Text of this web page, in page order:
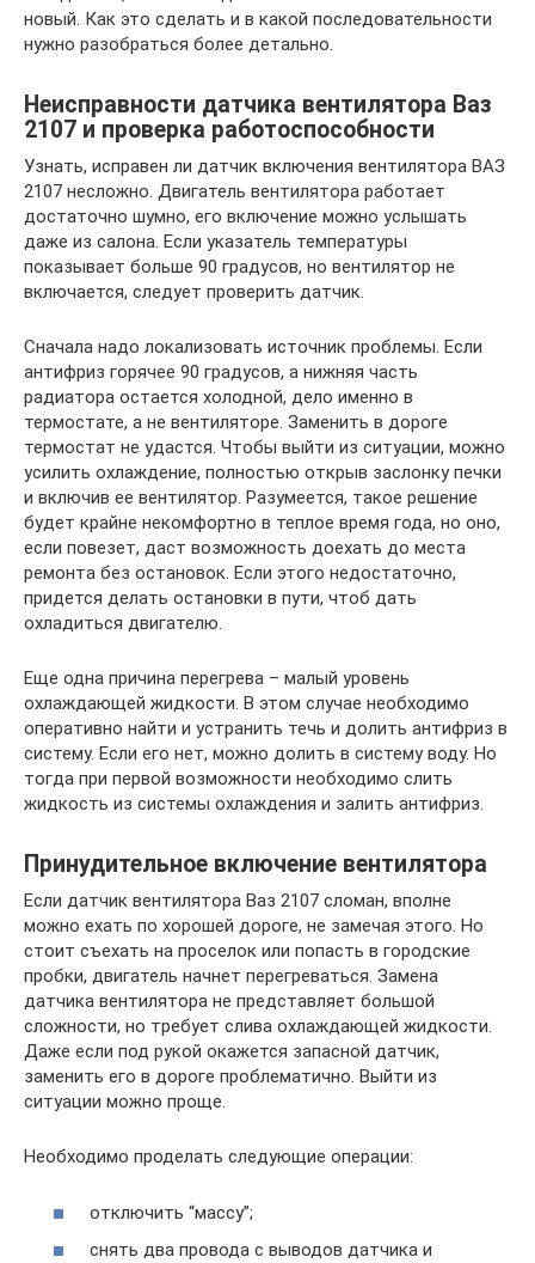
новый. Как это сделать и в какой последовательности
нужно разобраться более детально.
Неисправности датчика вентилятора Ваз
2107 и проверка работоспособности
Узнать, исправен ли датчик включения вентилятора ВАЗ
2107 несложно. Двигатель вентилятора работает
достаточно шумно, его включение можно услышать
даже из салона. Если указатель температуры
показывает больше 90 градусов, но вентилятор не
включается, следует проверить датчик.
Сначала надо локализовать источник проблемы. Если
антифриз горячее 90 градусов, а нижняя часть
радиатора остается холодной, дело именно в
термостате, а не вентиляторе. Заменить в дороге
термостат не удастся. Чтобы выйти из ситуации, можно
усилить охлаждение, полностью открыв заслонку печки
и включив ее вентилятор. Разумеется, такое решение
будет крайне некомфортно в теплое время года, но оно,
если повезет, даст возможность доехать до места
ремонта без остановок. Если этого недостаточно,
придется делать остановки в пути, чтоб дать
охладиться двигателю.
Еще одна причина перегрева – малый уровень
охлаждающей жидкости. В этом случае необходимо
оперативно найти и устранить течь и долить антифриз в
систему. Если его нет, можно долить в систему воду. Но
тогда при первой возможности необходимо слить
жидкость из системы охлаждения и залить антифриз.
Принудительное включение вентилятора
Если датчик вентилятора Ваз 2107 сломан, вполне
можно ехать по хорошей дороге, не замечая этого. Но
стоит съехать на проселок или попасть в городские
пробки, двигатель начнет перегреваться. Замена
датчика вентилятора не представляет большой
сложности, но требует слива охлаждающей жидкости.
Даже если под рукой окажется запасной датчик,
заменить его в дороге проблематично. Выйти из
ситуации можно проще.
Необходимо проделать следующие операции:
отключить “массу”;
снять два провода с выводов датчика и